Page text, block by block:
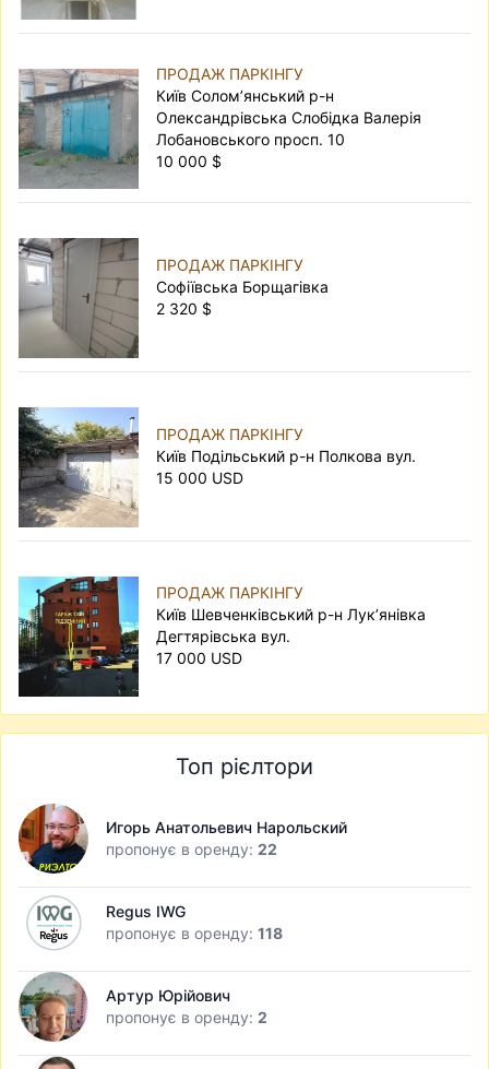
ПРОДАЖ ПАРКІНГУ
Київ Солом’янський р-н
Олександрівська Слобідка Валерія
Лобановського просп. 10
10 000 $
ПРОДАЖ ПАРКІНГУ
Софіївська Борщагівка
2 320 $
ПРОДАЖ ПАРКІНГУ
Київ Подільський р-н Полкова вул.
15 000 USD
ПРОДАЖ ПАРКІНГУ
Київ Шевченківський р-н Лук’янівка
Дегтярівська вул.
17 000 USD
Топ рієлтори
Игорь Анатольевич Нарольский
пропонує в оренду: 22
Regus IWG
пропонує в оренду: 118
Артур Юрійович
пропонує в оренду: 2